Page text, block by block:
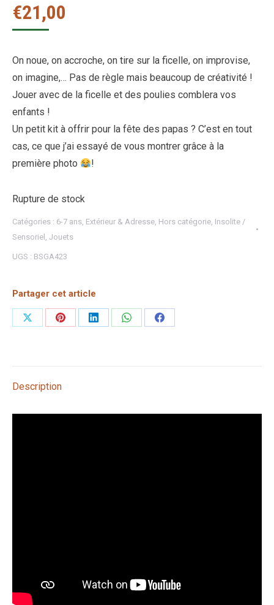
€21,00
On noue, on accroche, on tire sur la ficelle, on improvise,
on imagine,… Pas de règle mais beaucoup de créativité !
Jouer avec de la ficelle et des poulies comblera vos
enfants !
Un petit kit à offrir pour la fête des papas ? C’est en tout
cas, ce que j’ai essayé de vous montrer grâce à la
première photo
!
Rupture de stock
Catégories : 6-7 ans, Extérieur & Adresse, Hors catégorie, Insolite /
Sensoriel , Jouets
UGS : BSGA423
Partager cet article
PartagerPartagerPartagerPartagerPartager
Description